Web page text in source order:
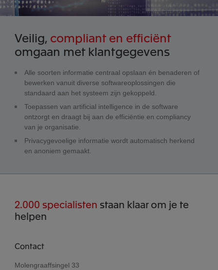
Veilig, compliant en efficiënt
omgaan met klantgegevens
Alle soorten informatie centraal opslaan én benaderen of
bewerken vanuit diverse softwareoplossingen die
standaard aan het systeem zijn gekoppeld.
Toepassen van artificial intelligence in de software
ontzorgt en draagt bij aan de efficiëntie en compliancy
van je organisatie.
Privacygevoelige informatie wordt automatisch herkend
en anoniem gemaakt.
2.000 specialisten staan klaar om je te
helpen
Contact
Molengraaffsingel 33